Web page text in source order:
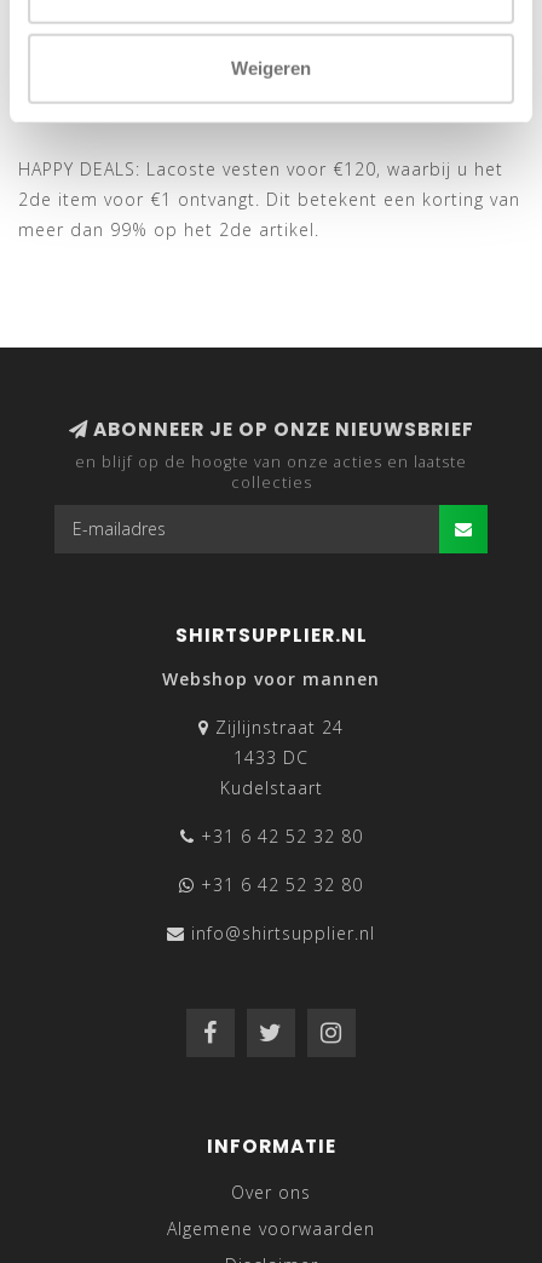
Weigeren
VEST DONKERBLAUW
VEST ZWART CAPUCHON
HAPPY DEALS: Lacoste vesten voor €120, waarbij u het
2de item voor €1 ontvangt. Dit betekent een korting van
meer dan 99% op het 2de artikel.
ABONNEER JE OP ONZE NIEUWSBRIEF
en blijf op de hoogte van onze acties en laatste
collecties
SHIRTSUPPLIER.NL
Webshop voor mannen
Zijlijnstraat 24
1433 DC
Kudelstaart
+31 6 42 52 32 80
+31 6 42 52 32 80
info@shirtsupplier.nl
INFORMATIE
Over ons
Algemene voorwaarden